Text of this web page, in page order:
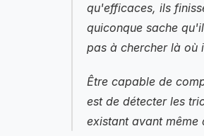
qu'efficaces, ils
quiconque sache
pas à chercher là où
Être capable de
est de détecter les
existant avant même